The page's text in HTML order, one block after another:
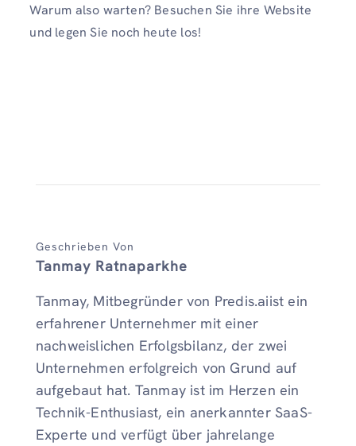
Warum also warten? Besuchen Sie ihre Website
und legen Sie noch heute los!
Geschrieben Von
Tanmay Ratnaparkhe
Tanmay, Mitbegründer von Predis.aiist ein
erfahrener Unternehmer mit einer
nachweislichen Erfolgsbilanz, der zwei
Unternehmen erfolgreich von Grund auf
aufgebaut hat. Tanmay ist im Herzen ein
Technik-Enthusiast, ein anerkannter SaaS-
Experte und verfügt über jahrelange